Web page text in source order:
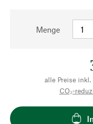
Menge
alle Preise
CO₂-